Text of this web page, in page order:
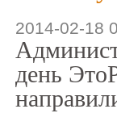
2014-02-18
день